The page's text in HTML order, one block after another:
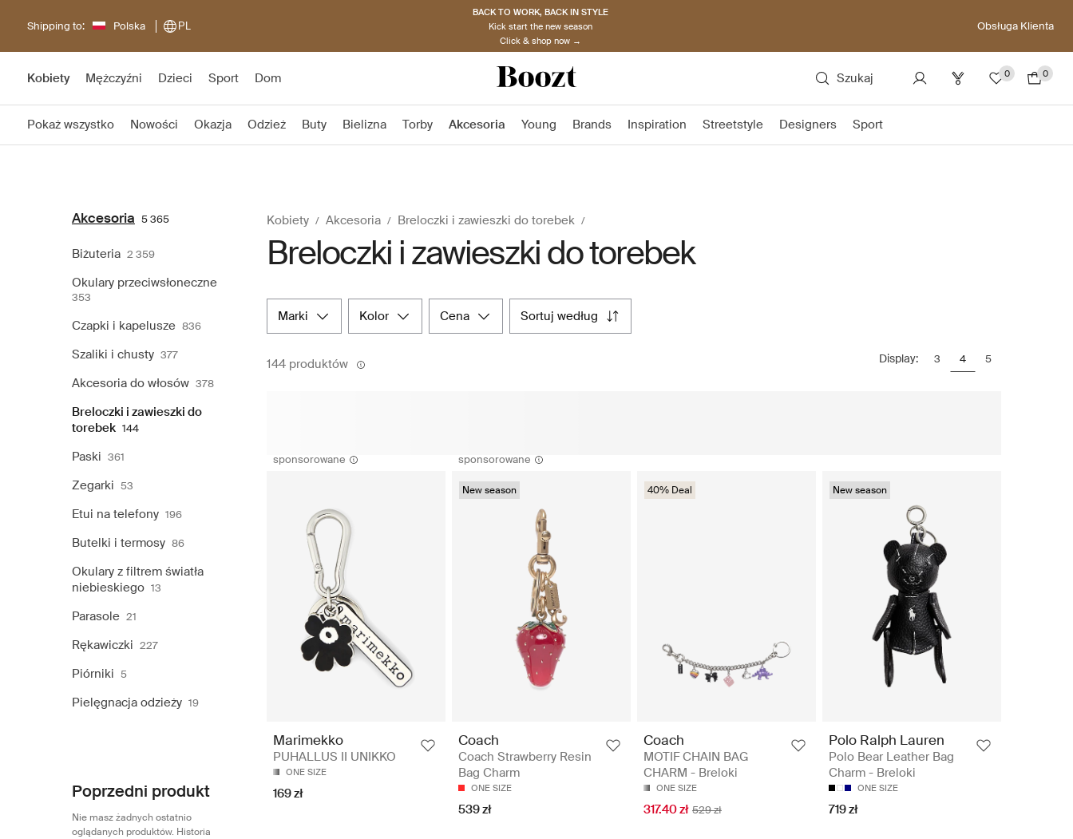
Shipping to: Polska PL
BACK TO WORK, BACK IN STYLE
Kick start the new season
Click & shop now →
Obsługa Klienta
Kobiety Mężczyźni Dzieci Sport Dom Szukaj 0 0
Pokaż wszystko Nowości Okazja Odzież Buty Bielizna Torby Akcesoria Young Brands Inspiration Streetstyle Designers Sport
Akcesoria 5 365
Biżuteria 2 359
Okulary przeciwsłoneczne
353
Czapki i kapelusze 836
Szaliki i chusty 377
Akcesoria do włosów 378
Breloczki i zawieszki do
torebek 144
Paski 361
Zegarki 53
Etui na telefony 196
Butelki i termosy 86
Okulary z filtrem światła
niebieskiego 13
Parasole 21
Rękawiczki 227
Piórniki 5
Pielęgnacja odzieży 19
Poprzedni produkt
Nie masz żadnych ostatnio
oglądanych produktów. Historia
Kobiety Akcesoria Breloczki i zawieszki do torebek
Breloczki i zawieszki do torebek
marki kolor cena sortuj według
144 produktów Display: 3 4 5
sponsorowane
Marimekko
PUHALLUS II UNIKKO
ONE SIZE
169 zł
sponsorowane
New season
Coach
Coach Strawberry Resin
Bag Charm
ONE SIZE
539 zł
40% Deal
Coach
MOTIF CHAIN BAG
CHARM - Breloki
ONE SIZE
317.40 zł 529 zł
New season
Polo Ralph Lauren
Polo Bear Leather Bag
Charm - Breloki
ONE SIZE
719 zł